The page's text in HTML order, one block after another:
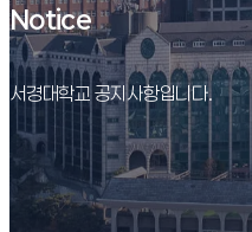
Notice
Notice
서경대학교 공지사항입니다.